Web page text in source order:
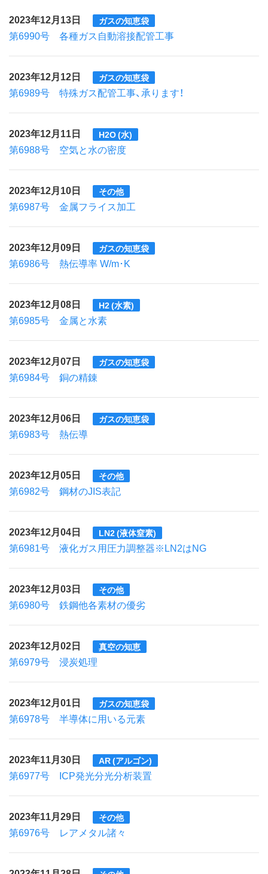
2023年12月13日 ガスの知恵袋
第6990号 各種ガス自動溶接配管工事
2023年12月12日 ガスの知恵袋
第6989号 特殊ガス配管工事、承ります！
2023年12月11日 H2O (水)
第6988号 空気と水の密度
2023年12月10日 その他
第6987号 金属フライス加工
2023年12月09日 ガスの知恵袋
第6986号 熱伝導率 W/m･K
2023年12月08日 H2 (水素)
第6985号 金属と水素
2023年12月07日 ガスの知恵袋
第6984号 銅の精錬
2023年12月06日 ガスの知恵袋
第6983号 熱伝導
2023年12月05日 その他
第6982号 鋼材のJIS表記
2023年12月04日 LN2 (液体窒素)
第6981号 液化ガス用圧力調整器※LN2はNG
2023年12月03日 その他
第6980号 鉄鋼他各素材の優劣
2023年12月02日 真空の知恵
第6979号 浸炭処理
2023年12月01日 ガスの知恵袋
第6978号 半導体に用いる元素
2023年11月30日 AR (アルゴン)
第6977号 ICP発光分光分析装置
2023年11月29日 その他
第6976号 レアメタル諸々